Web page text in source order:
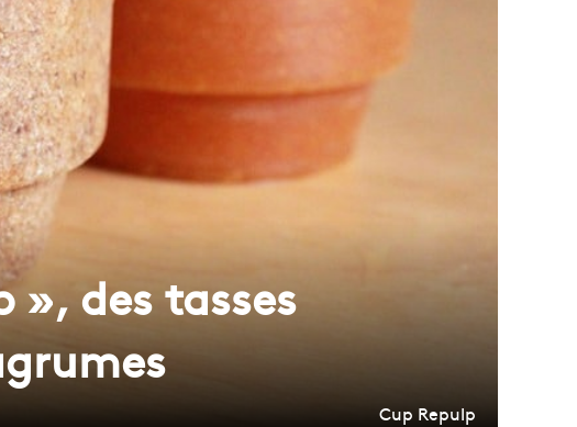
», des tasses
Cup Repulp